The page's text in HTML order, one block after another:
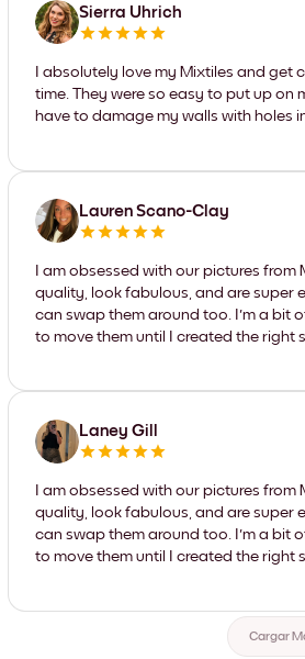
Sierra Uhrich
I absolutely love my Mixtiles and get
time. They were so easy to put up on
have to damage my walls with holes
Lauren Scano-Clay
I am obsessed with our pictures from
quality, look fabulous, and are super
can swap them around too. I'm a bit
to move them until I created the right
Laney Gill
I am obsessed with our pictures from
quality, look fabulous, and are super
can swap them around too. I'm a bit
to move them until I created the right
Cargar